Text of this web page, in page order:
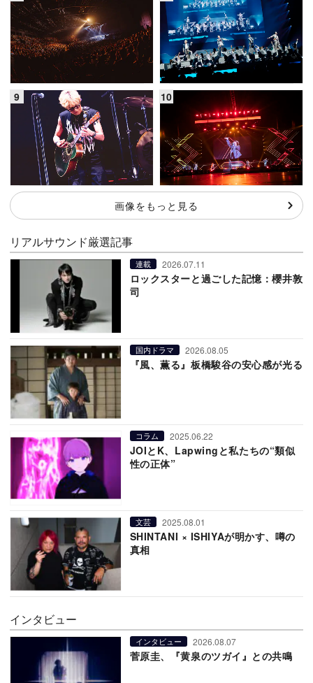
画像をもっと見る
リアルサウンド厳選記事
連載 2026.07.11
ロックスターと過ごした記憶：櫻井敦
司
国内ドラマ 2026.08.05
『風、薫る』板橋駿谷の安心感が光る
コラム 2025.06.22
JOIとK、Lapwingと私たちの“類似
性の正体”
文芸 2025.08.01
SHINTANI × ISHIYAが明かす、噂の
真相
インタビュー
インタビュー 2026.08.07
菅原圭、『黄泉のツガイ』との共鳴